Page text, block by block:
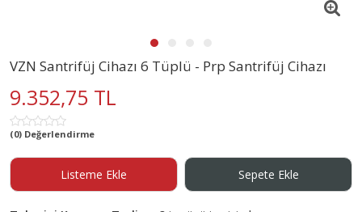
VZN Santrifüj Cihazı 6 Tüplü - Prp Santrifüj Cihazı
9.352,75 TL
(0) Değerlendirme
Listeme Ekle Sepete Ekle